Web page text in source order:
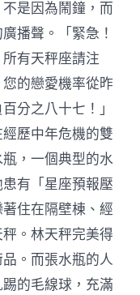
是因為鬧鐘，而
播聲。「緊急！
有天秤座請注
的戀愛機率從昨
分之八十七！」
歷中年危機的雙
，一個典型的水
有「星座預報壓
住在隔壁棟、經
。林天秤完美得
。而張水瓶的人
的毛線球，充滿